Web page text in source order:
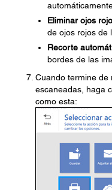
Eliminar ojos
de ojos rojos de
Recorte
bordes de las
Cuando termine de
escaneadas, haga
como esta: